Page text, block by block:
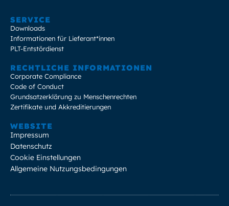
SERVICE
Downloads
Informationen für Lieferant*innen
PLT-Entstördienst
RECHTLICHE INFORMATIONEN
Corporate Compliance
Code of Conduct
Grundsatzerklärung zu Menschenrechten
Zertifikate und Akkreditierungen
WEBSITE
Impressum
Datenschutz
Cookie Einstellungen
Allgemeine Nutzungsbedingungen